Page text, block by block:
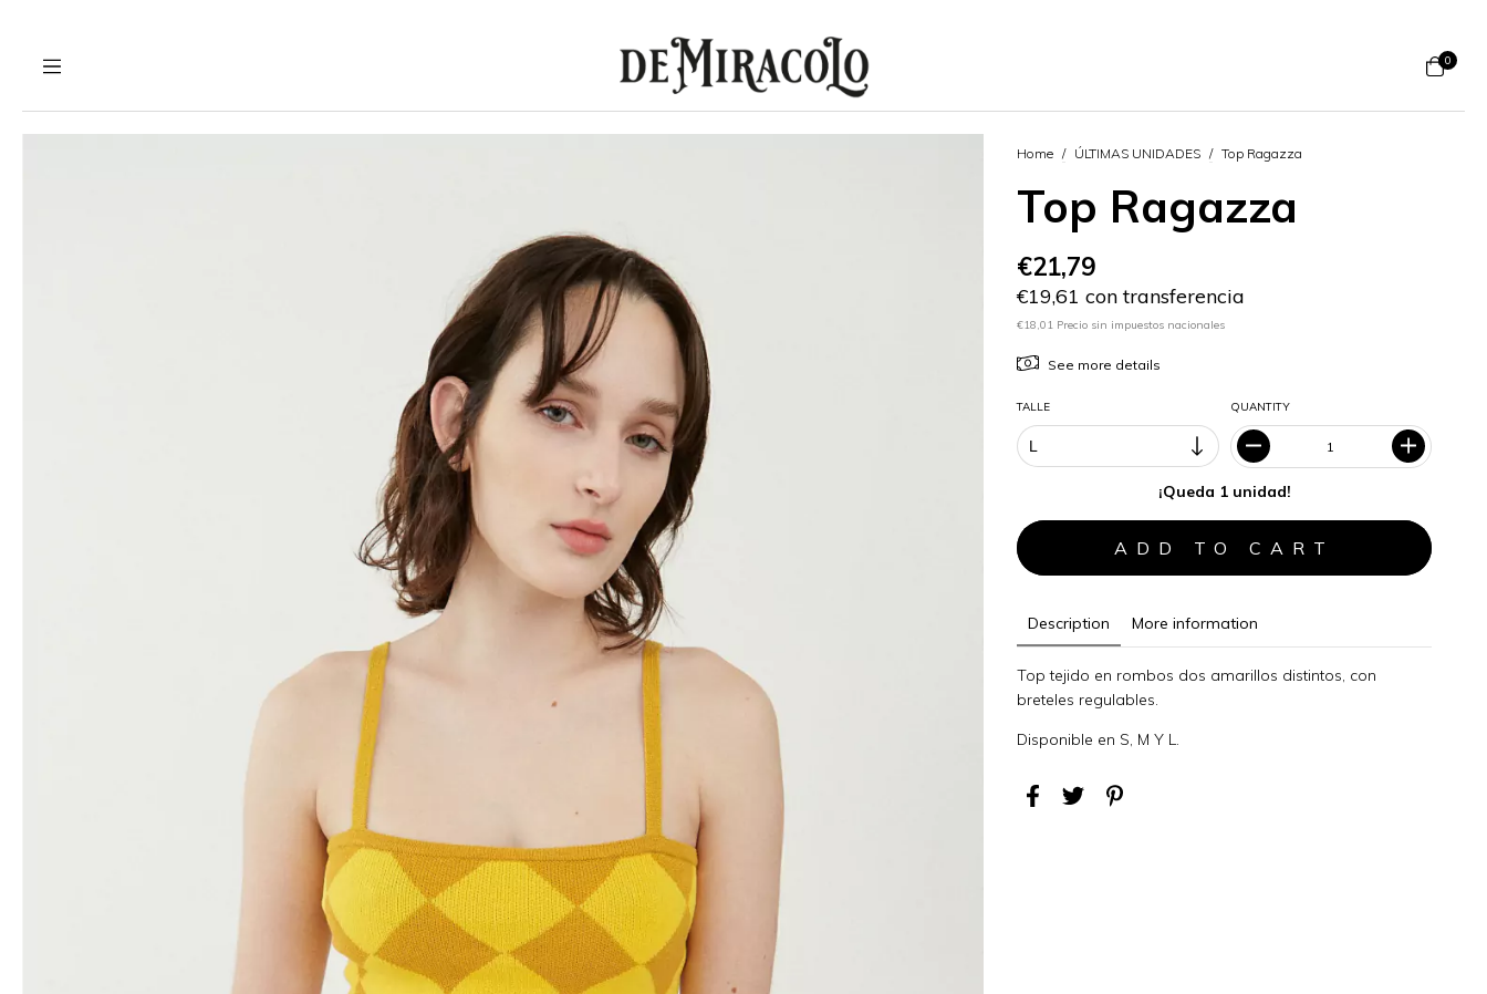
0
Home / ÚLTIMAS UNIDADES / Top Ragazza
Top Ragazza
€21,79
€19,61 con transferencia
€18,01 Precio sin impuestos nacionales
See more details
TALLE QUANTITY
¡Queda 1 unidad!
Description More information
Top tejido en rombos dos amarillos distintos, con
breteles regulables.
Disponible en S, M Y L.